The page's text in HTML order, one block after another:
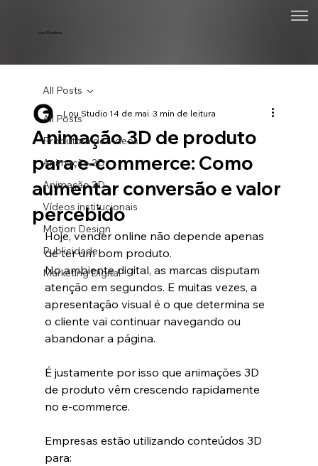
Lou Studios
All Posts
Produtora de vídeos
Animação 2D
Animação 3D
Vídeos institucionais
Motion Design
Publicidade
Marketing Digital
All Posts
Animação 3D de produto
para e-commerce: Como
aumentar conversão e valor
percebido
Lou Studio14 de mai.3 min de leitura
Hoje, vender online não depende apenas
de ter um bom produto.
No ambiente digital, as marcas disputam
atenção em segundos. E muitas vezes, a
apresentação visual é o que determina se
o cliente vai continuar navegando ou
abandonar a página.
É justamente por isso que animações 3D
de produto vêm crescendo rapidamente
no e-commerce.
Empresas estão utilizando conteúdos 3D
para: